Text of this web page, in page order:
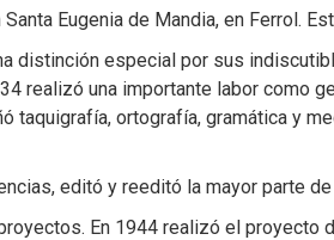
Eugenia de Mandia, en Ferrol.
distinción especial por sus
realizó una importante labor como
taquigrafía, ortografía, gramática y
editó y reeditó la mayor parte
En 1944 realizó el